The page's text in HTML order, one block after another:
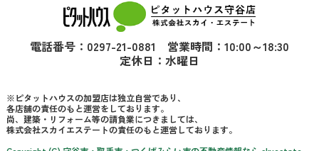
電話番号：0297-21-0881 営業時間：10:00～18:30
定休日：水曜日
※ピタットハウスの加盟店は独立自営であり、
各店舗の責任のもと運営をしております。
尚、建築・リフォーム等の請負業につきましては、
株式会社スカイエステートの責任のもと運営しております。